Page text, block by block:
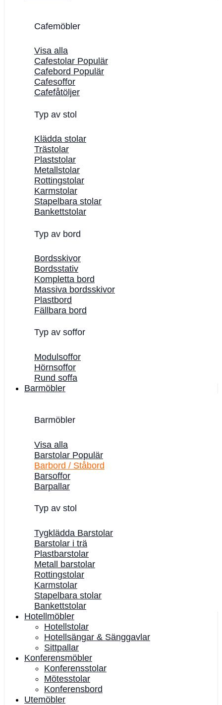
Cafemöbler
Visa alla
Cafestolar
Cafebord
Cafesoffor
Cafefåtöljer
Typ av stol
Klädda stolar
Trästolar
Plaststolar
Metallstolar
Rottingstolar
Karmstolar
Stapelbara stolar
Bankettstolar
Typ av bord
Bordsskivor
Bordsstativ
Kompletta bord
Massiva bordsskivor
Plastbord
Fällbara bord
Typ av soffor
Modulsoffor
Hörnsoffor
Rund soffa
Barmöbler
Barmöbler
Visa alla
Barstolar
Barbord / Ståbord
Barsoffor
Barpallar
Typ av stol
Tygklädda Barstolar
Barstolar i trä
Plastbarstolar
Metall barstolar
Rottingstolar
Karmstolar
Stapelbara stolar
Bankettstolar
Hotellmöbler
Hotellstolar
Hotellsängar & Sänggavlar
Sittpallar
Konferensmöbler
Konferensstolar
Mötesstolar
Konferensbord
Utemöbler